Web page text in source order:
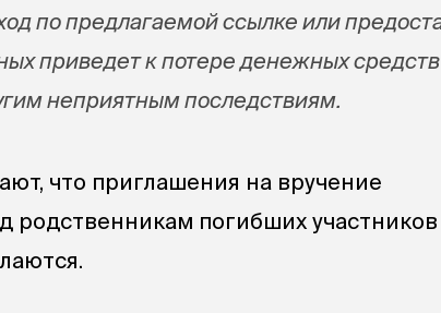
по предлагаемой ссылке или
приведет к потере денежных
неприятным последствиям.
что приглашения на вручение
родственникам погибших